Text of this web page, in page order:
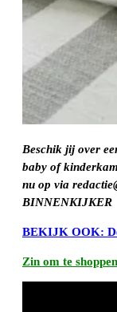
Beschik jij over
baby of
nu op via
BINNENKIJKER
BEKIJK OOK:
Zin om te